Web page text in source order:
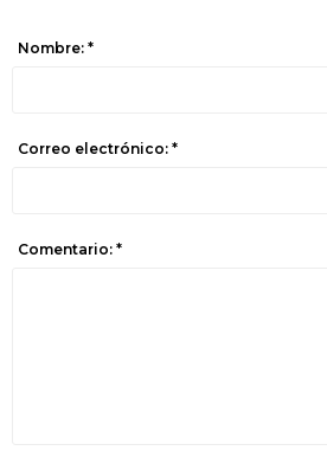
Nombre: *
Correo electrónico: *
Comentario: *